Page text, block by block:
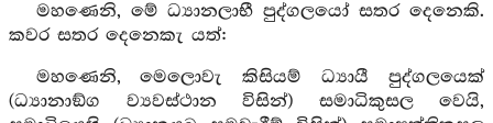
මහණෙනි, මේ ධ්‍යානලාභී පුද්ගලයෝ සතර දෙනෙකි.
කවර සතර දෙනෙකැ යත්:
මහණෙනි, මෙලොවැ කිසියම් ධ්‍යායී පුද්ගලයෙක්
(ධ්‍යානාඞ්ග ව්‍යවස්ථාන විසින්) සමාධිකුසල වෙයි,